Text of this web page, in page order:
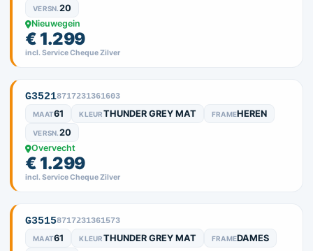
VERSN.20
Nieuwegein
€ 1.299
incl. Service Cheque Zilver
G35218717231361603
MAAT61 KLEURTHUNDER GREY MAT FRAMEHEREN
VERSN.20
Overvecht
€ 1.299
incl. Service Cheque Zilver
G35158717231361573
MAAT61 KLEURTHUNDER GREY MAT FRAMEDAMES